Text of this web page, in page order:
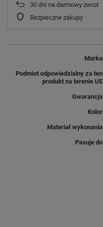
30 dni na darmowy zwrot
Bezpieczne zakupy
Marka
Podmiot odpowiedzialny za ten
produkt na terenie UE
Gwarancja
Kolor
Materiał wykonania
Pasuje do